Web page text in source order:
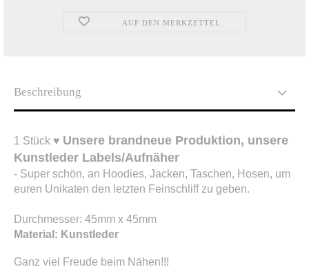
AUF DEN MERKZETTEL
Beschreibung
1 Stück ♥ Unsere brandneue Produktion, unsere
Kunstleder Labels/Aufnäher
- Super schön, an Hoodies, Jacken, Taschen, Hosen, um
euren Unikaten den letzten Feinschliff zu geben.
Durchmesser: 45mm x 45mm
Material: Kunstleder
Ganz viel Freude beim Nähen!!!